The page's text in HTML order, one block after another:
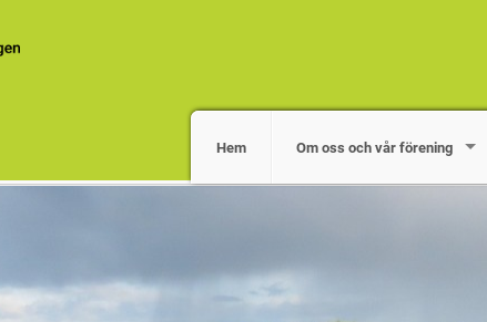
Hem Om oss och vår förening